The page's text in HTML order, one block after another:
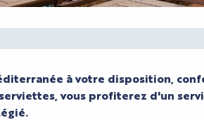
à votre disposition,
vous profiterez d'un